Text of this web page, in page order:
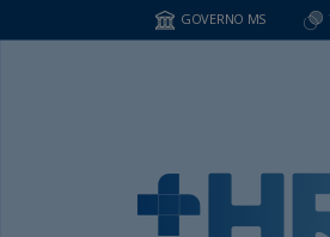
GOVERNO MS